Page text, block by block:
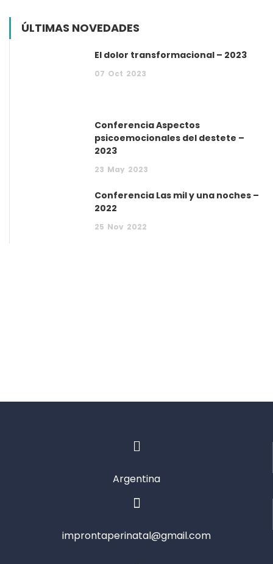
ÚLTIMAS NOVEDADES
El dolor transformacional – 2023
07 Oct 2023
Conferencia Aspectos
psicoemocionales del destete –
2023
23 May 2023
Conferencia Las mil y una noches –
2022
25 Nov 2022
Argentina
improntaperinatal@gmail.com